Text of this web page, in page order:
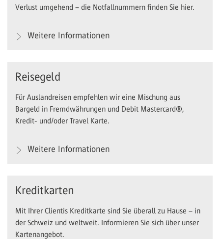
Verlust umgehend – die Notfallnummern finden Sie hier.
Weitere Informationen
Reisegeld
Für Auslandreisen empfehlen wir eine Mischung aus
Bargeld in Fremdwährungen und Debit Mastercard®,
Kredit- und/oder Travel Karte.
Weitere Informationen
Kreditkarten
Mit Ihrer Clientis Kreditkarte sind Sie überall zu Hause – in
der Schweiz und weltweit. Informieren Sie sich über unser
Kartenangebot.